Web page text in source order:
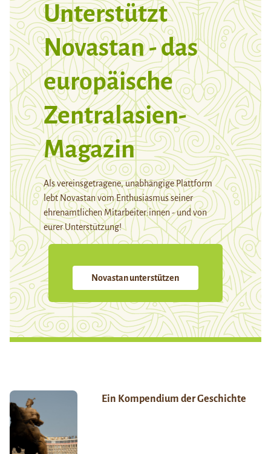
Unterstützt
Novastan - das
europäische
Zentralasien-
Magazin
Als vereinsgetragene, unabhängige Plattform
lebt Novastan vom Enthusiasmus seiner
ehrenamtlichen Mitarbeiter:innen - und von
eurer Unterstützung!
Novastan unterstützen
Ein Kompendium der Geschichte